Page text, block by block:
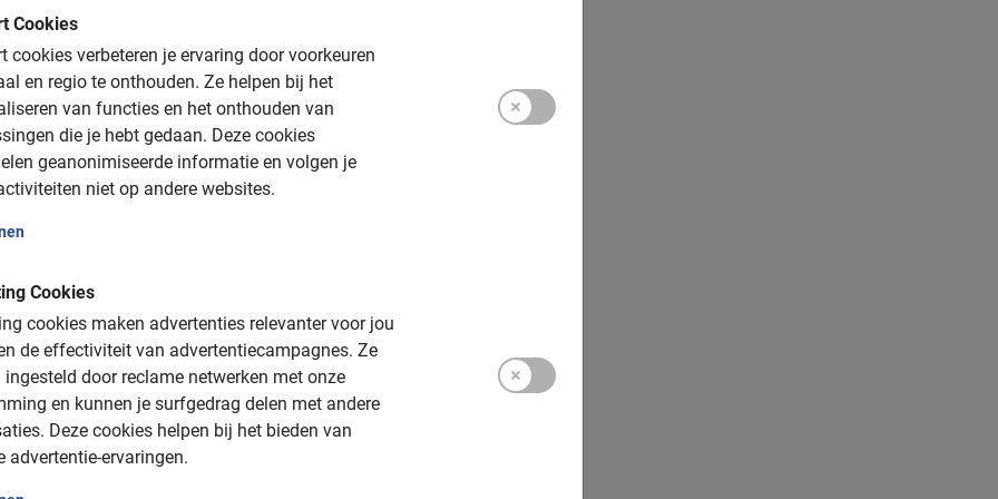
Cookies
cookies verbeteren je ervaring door voorkeuren
en regio te onthouden. Ze helpen bij het
van functies en het onthouden van
die je hebt gedaan. Deze cookies
geanonimiseerde informatie en volgen je
niet op andere websites.
Cookies
cookies maken advertenties relevanter voor jou
de effectiviteit van advertentiecampagnes. Ze
ingesteld door reclame netwerken met onze
en kunnen je surfgedrag delen met andere
Deze cookies helpen bij het bieden van
advertentie-ervaringen.
er veel interessante verhalen te vertellen
heb je echt het gevoel deze Parel aan
voor je klaarstaat raden we je aan om
in Praag te boeken. Je doet dit door
gewenste datum te kiezen en dan op
de boeking ontvang je een mail met de
informatie die je nodig hebt voor
de mail goed.
verzekerd van een uitstekende stad van je